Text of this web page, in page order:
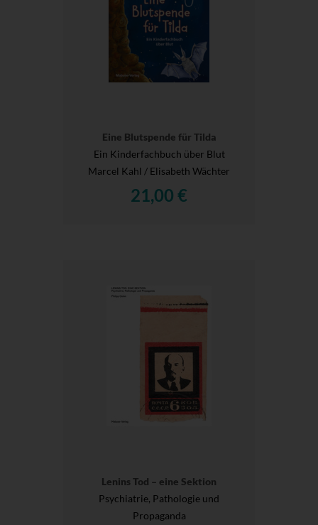
Eine Blutspende für Tilda
Ein Kinderfachbuch über Blut
Marcel Kahl / Elisabeth Wächter
21,00 €
Lenins Tod – eine Sektion
Psychiatrie, Pathologie und
Propaganda